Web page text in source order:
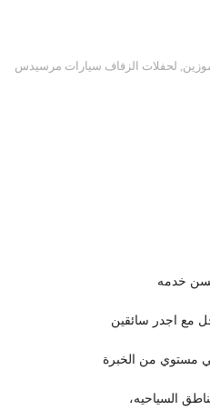
, لحفلات الزفاف سيارات مرسيدس
خدمه
مع اجدر سائقين
مستوي من الخبرة
السياحيه،